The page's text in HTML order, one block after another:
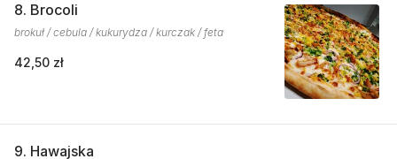
8. Brocoli
brokuł / cebula / kukurydza / kurczak / feta
42,50 zł
9. Hawajska